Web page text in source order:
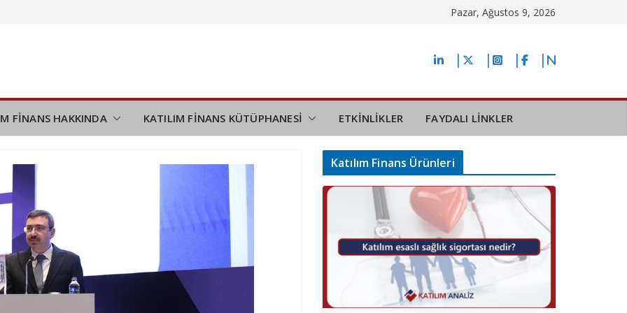
Pazar, Ağustos 9, 2026
FİNANS HAKKINDA KATILIM FİNANS KÜTÜPHANESİ ETKİNLİKLER FAYDALI LİNKLER
Katılım Finans Ürünleri